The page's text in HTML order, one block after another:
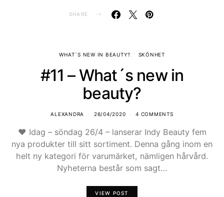
SHARE
WHAT´S NEW IN BEAUTY? SKÖNHET
#11 – What´s new in
beauty?
ALEXANDRA 26/04/2020 4 COMMENTS
♥ Idag – söndag 26/4 – lanserar Indy Beauty fem
nya produkter till sitt sortiment. Denna gång inom en
helt ny kategori för varumärket, nämligen hårvård.
Nyheterna består som sagt…
VIEW POST